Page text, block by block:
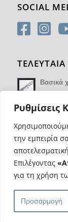
Ρυθμίσεις
την εμπειρία
Επιλέγοντας
για τη χρήση
Προσαρμογή
SOCIAL
Βασικά
14